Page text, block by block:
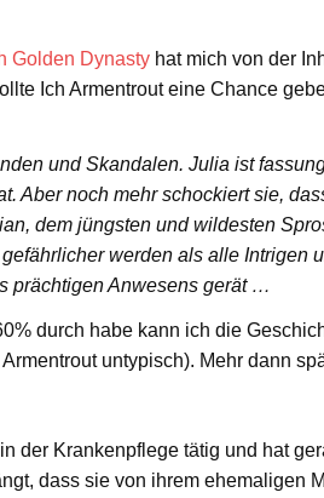
Golden Dynastyhat mich von der
Ich Armentrout eine Chance
und Skandalen. Julia ist
Aber noch mehr schockiert sie,
dem jüngsten und wildesten
werden als alle Intrigen
prächtigen Anwesens gerät …
durch habe kann ich die
untypisch). Mehr dann
der Krankenpflege tätig und hat
dass sie von ihrem ehemaligen